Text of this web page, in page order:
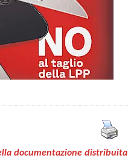
documentazione distribuita